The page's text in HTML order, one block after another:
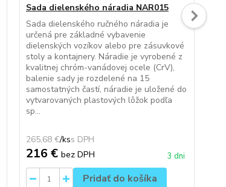
Sada dielenského náradia NAR015
Sada dielenského ručného náradia je
určená pre základné vybavenie
dielenských vozíkov alebo pre zásuvkové
stoly a kontajnery. Náradie je vyrobené z
kvalitnej chróm-vanádovej ocele (CrV),
balenie sady je rozdelené na 15
samostatných častí, náradie je uložené do
vytvarovaných plastových lôžok podľa
sp...
265,68 €/ks
216 € bez DPH 3 dni
Pridať do košíka